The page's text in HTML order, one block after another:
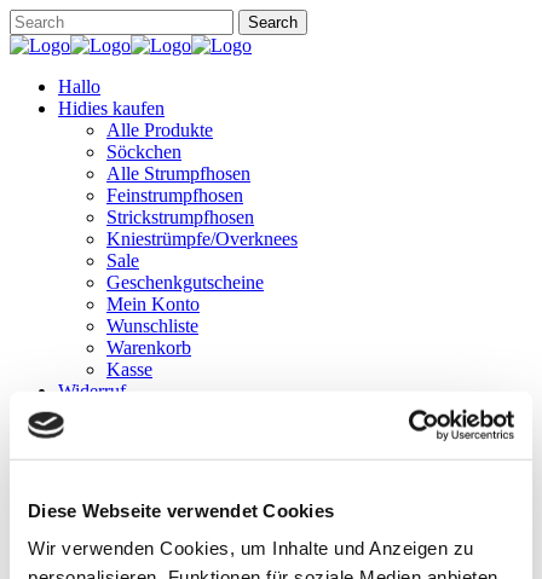
Diese Webseite verwendet Cookies
Wir verwenden Cookies, um Inhalte und Anzeigen zu
Hallo
Hidies kaufen
Alle Produkte
Söckchen
Alle Strumpfhosen
Feinstrumpfhosen
Strickstrumpfhosen
Kniestrümpfe/Overknees
Sale
Geschenkgutscheine
Mein Konto
Wunschliste
Warenkorb
Kasse
Widerruf
Neuigkeiten
Finde uns
Wissen
Strumpfhosen